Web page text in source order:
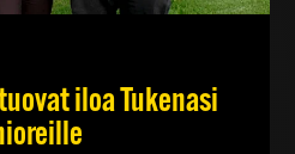
iloa Tukenasi